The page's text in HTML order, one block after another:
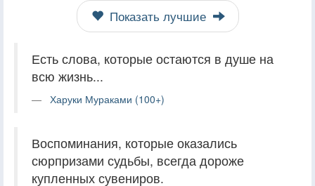
Показать лучшие
Есть слова, которые остаются в душе на
всю жизнь...
Харуки Мураками (100+)
Воспоминания, которые оказались
сюрпризами судьбы, всегда дороже
купленных сувениров.